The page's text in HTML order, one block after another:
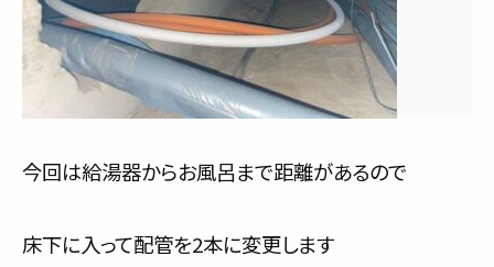
今回は給湯器からお風呂まで距離があるので
床下に入って配管を2本に変更します